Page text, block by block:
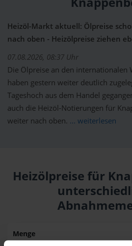
Heizöl-Markt aktuell: Ölpreise
nach oben - Heizölpreise ziehen
07.08.2026, 08:37 Uhr
Die Ölpreise an den internationalen
haben gestern weiter deutlich
Tageshoch aus dem Handel
auch die Heizöl-Notierungen für
weiter nach oben. ... weiterlesen
Heizölpreise für
Menge